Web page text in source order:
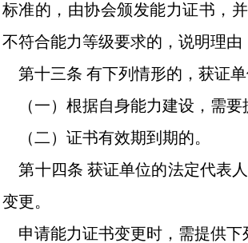
标准的，由协会颁发能力证书，
不符合能力等级要求的，说明理由
第十三条 有下列情形的，获证单
（一）根据自身能力建设，需要
（二）证书有效期到期的。
第十四条 获证单位的法定代表
变更。
申请能力证书变更时，需提供下